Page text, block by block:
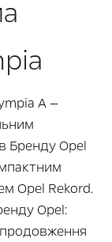
A —
Бренду Opel
Opel Rekord.
Opel: